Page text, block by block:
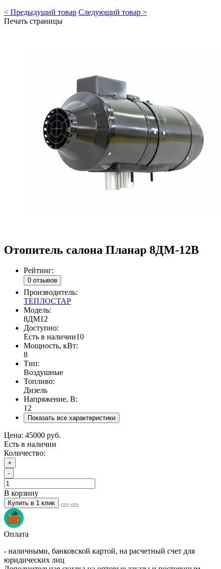
< Предыдущий товар Следующий товар >
Печать страницы
Отопитель салона Планар 8ДМ-12В
Рейтинг:
0 отзывов
Производитель:
ТЕПЛОСТАР
Модель:
8ДМ12
Доступно:
Есть в наличии10
Мощность, кВт:
8
Тип:
Воздушные
Топливо:
Дизель
Напряжение, В:
12
Показать все характеристики
Цена: 45000 руб.
Есть в наличии
Количество:
+
-
В корзину
Купить в 1 клик
Оплата
- наличными, банковской картой, на расчетный счет для
юридических лиц